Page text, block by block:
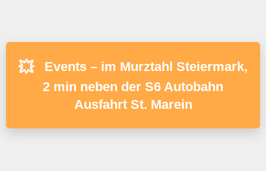
💥
Events – im Murztahl Steiermark,
2 min neben der S6 Autobahn
Ausfahrt St. Marein